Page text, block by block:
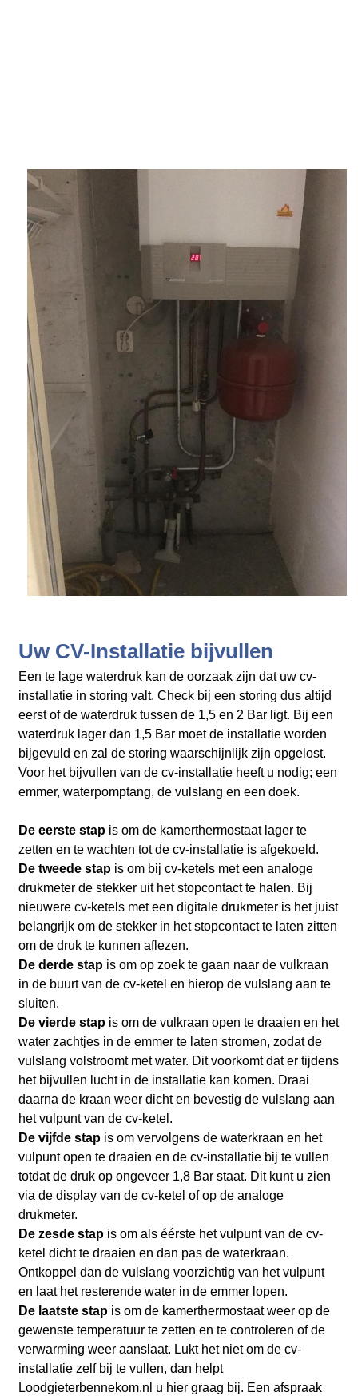
Uw CV-Installatie bijvullen
Een te lage waterdruk kan de oorzaak zijn dat uw cv-
installatie in storing valt. Check bij een storing dus altijd
eerst of de waterdruk tussen de 1,5 en 2 Bar ligt. Bij een
waterdruk lager dan 1,5 Bar moet de installatie worden
bijgevuld en zal de storing waarschijnlijk zijn opgelost.
Voor het bijvullen van de cv-installatie heeft u nodig; een
emmer, waterpomptang, de vulslang en een doek.
De eerste stapis om de kamerthermostaat lager te
zetten en te wachten tot de cv-installatie is afgekoeld.
De tweede stapis om bij cv-ketels met een analoge
drukmeter de stekker uit het stopcontact te halen. Bij
nieuwere cv-ketels met een digitale drukmeter is het juist
belangrijk om de stekker in het stopcontact te laten zitten
om de druk te kunnen aflezen.
De derde stapis om op zoek te gaan naar de vulkraan
in de buurt van de cv-ketel en hierop de vulslang aan te
sluiten.
De vierde stapis om de vulkraan open te draaien en het
water zachtjes in de emmer te laten stromen, zodat de
vulslang volstroomt met water. Dit voorkomt dat er tijdens
het bijvullen lucht in de installatie kan komen. Draai
daarna de kraan weer dicht en bevestig de vulslang aan
het vulpunt van de cv-ketel.
De vijfde stapis om vervolgens de waterkraan en het
vulpunt open te draaien en de cv-installatie bij te vullen
totdat de druk op ongeveer 1,8 Bar staat. Dit kunt u zien
via de display van de cv-ketel of op de analoge
drukmeter.
De zesde stapis om als éérste het vulpunt van de cv-
ketel dicht te draaien en dan pas de waterkraan.
Ontkoppel dan de vulslang voorzichtig van het vulpunt
en laat het resterende water in de emmer lopen.
De laatste stapis om de kamerthermostaat weer op de
gewenste temperatuur te zetten en te controleren of de
verwarming weer aanslaat. Lukt het niet om de cv-
installatie zelf bij te vullen, dan helpt
Loodgieterbennekom.nl u hier graag bij. Een afspraak